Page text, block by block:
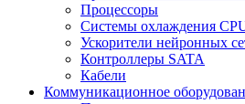
Процессоры
Системы охлаждения
Ускорители нейронных
Контроллеры SATA
Кабели
Коммуникационное